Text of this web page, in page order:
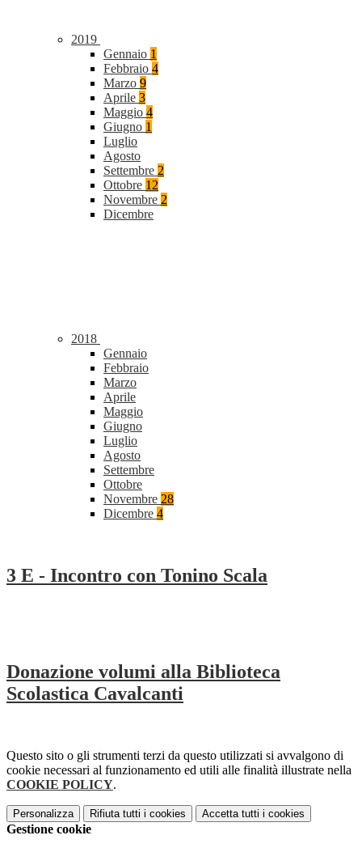
2019
Gennaio 1
Febbraio 4
Marzo 9
Aprile 3
Maggio 4
Giugno 1
Luglio
Agosto
Settembre 2
Ottobre 12
Novembre 2
Dicembre
2018
Gennaio
Febbraio
Marzo
Aprile
Maggio
Giugno
Luglio
Agosto
Settembre
Ottobre
Novembre 28
Dicembre 4
3 E - Incontro con Tonino Scala
Donazione volumi alla Biblioteca
Scolastica Cavalcanti
Questo sito o gli strumenti terzi da questo utilizzati si avvalgono di
cookie necessari al funzionamento ed utili alle finalità illustrate nella
COOKIE POLICY.
Personalizza Rifiuta tutti i cookies Accetta tutti i cookies
Gestione cookie